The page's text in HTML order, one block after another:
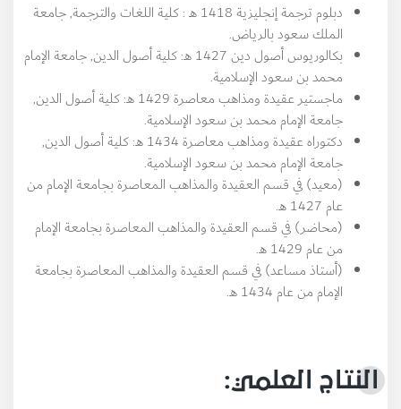
دبلوم ترجمة إنجليزية 1418 هـ : كلية اللغات والترجمة, جامعة
الملك سعود بالرياض.
بكالوريوس أصول دين 1427 هـ: كلية أصول الدين, جامعة الإمام
محمد بن سعود الإسلامية.
ماجستير عقيدة ومذاهب معاصرة 1429 هـ: كلية أصول الدين,
جامعة الإمام محمد بن سعود الإسلامية.
دكتوراه عقيدة ومذاهب معاصرة 1434 هـ: كلية أصول الدين,
جامعة الإمام محمد بن سعود الإسلامية.
(معيد) في قسم العقيدة والمذاهب المعاصرة بجامعة الإمام من
عام 1427 هـ.
(محاضر) في قسم العقيدة والمذاهب المعاصرة بجامعة الإمام
من عام 1429 هـ.
(أستاذ مساعد) في قسم العقيدة والمذاهب المعاصرة بجامعة
الإمام من عام 1434 هـ.
النتاج العلمي: